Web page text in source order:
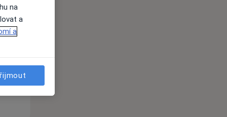
11 Srpen
na
a
a